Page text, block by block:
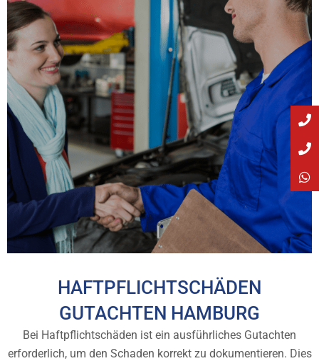
HAFTPFLICHTSCHÄDEN
GUTACHTEN HAMBURG
Bei Haftpflichtschäden ist ein ausführliches Gutachten
erforderlich, um den Schaden korrekt zu dokumentieren. Dies